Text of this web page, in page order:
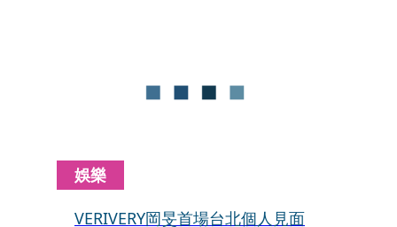
娛樂
VERIVERY岡旻首場台北個人見面